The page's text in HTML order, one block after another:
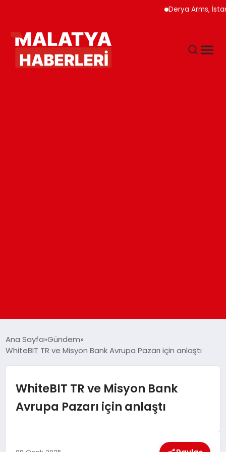
Derya Arms, İstanbul
DÜNYA
Ana Sayfa Gündem
WhiteBIT TR ve Misyon Bank Avrupa Pazarı için anlaştı
WhiteBIT TR ve Misyon Bank
Avrupa Pazarı için anlaştı